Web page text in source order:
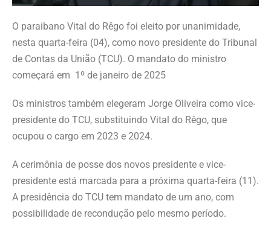
O paraibano Vital do Rêgo foi eleito por unanimidade,
nesta quarta-feira (04), como novo presidente do Tribunal
de Contas da União (TCU). O mandato do ministro
começará em 1º de janeiro de 2025
Os ministros também elegeram Jorge Oliveira como vice-
presidente do TCU, substituindo Vital do Rêgo, que
ocupou o cargo em 2023 e 2024.
A cerimônia de posse dos novos presidente e vice-
presidente está marcada para a próxima quarta-feira (11).
A presidência do TCU tem mandato de um ano, com
possibilidade de recondução pelo mesmo período.